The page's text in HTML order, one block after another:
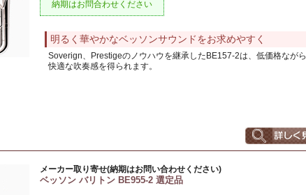
納期はお問合わせください
明るく華やかなベッソンサウンドをお求めやすく
Soverign、Prestigeのノウハウを継承したBE157-2は、低価格ながら
快適な吹奏感を得られます。
メーカー取り寄せ(納期はお問い合わせください)
ベッソン バリトン BE955-2 選定品